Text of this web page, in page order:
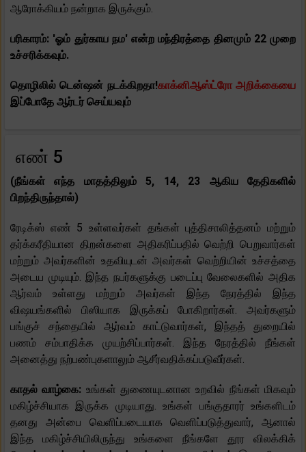
ஆரோக்கியம் நன்றாக இருக்கும்.
பரிகாரம்: 'ஓம் துர்காய நம' என்ற மந்திரத்தை தினமும் 22 முறை
உச்சரிக்கவும்.
தொழிலில் டென்ஷன் நடக்கிறதா!காக்னிஆஸ்ட்ரோ அறிக்கையை
இப்போதே ஆர்டர் செய்யவும்
எண் 5
(நீங்கள் எந்த மாதத்திலும் 5, 14, 23 ஆகிய தேதிகளில்
பிறந்திருந்தால்)
ரேடிக்ஸ் எண் 5 உள்ளவர்கள் தங்கள் புத்திசாலித்தனம் மற்றும்
தர்க்கரீதியான திறன்களை அதிகரிப்பதில் வெற்றி பெறுவார்கள்
மற்றும் அவர்களின் உதவியுடன் அவர்கள் வெற்றியின் உச்சத்தை
அடைய முடியும். இந்த நபர்களுக்கு படைப்பு வேலைகளில் அதிக
ஆர்வம் உள்ளது மற்றும் அவர்கள் இந்த நேரத்தில் இந்த
விஷயங்களில் பிஸியாக இருக்கப் போகிறார்கள். அவர்களும்
பங்குச் சந்தையில் ஆர்வம் காட்டுவார்கள், இந்தத் துறையில்
பணம் சம்பாதிக்க முயற்சிப்பார்கள். இந்த நேரத்தில் நீங்கள்
அனைத்து நற்பண்புகளாலும் ஆசீர்வதிக்கப்படுவீர்கள்.
காதல் வாழ்கை: உங்கள் துணையுடனான உறவில் நீங்கள் மிகவும்
மகிழ்ச்சியாக இருக்க முடியாது. உங்கள் பங்குதாரர் உங்களிடம்
தனது அன்பை வெளிப்படையாக வெளிப்படுத்துவார், ஆனால்
இந்த மகிழ்ச்சியிலிருந்து உங்களை நீங்களே தூர விலக்கிக்